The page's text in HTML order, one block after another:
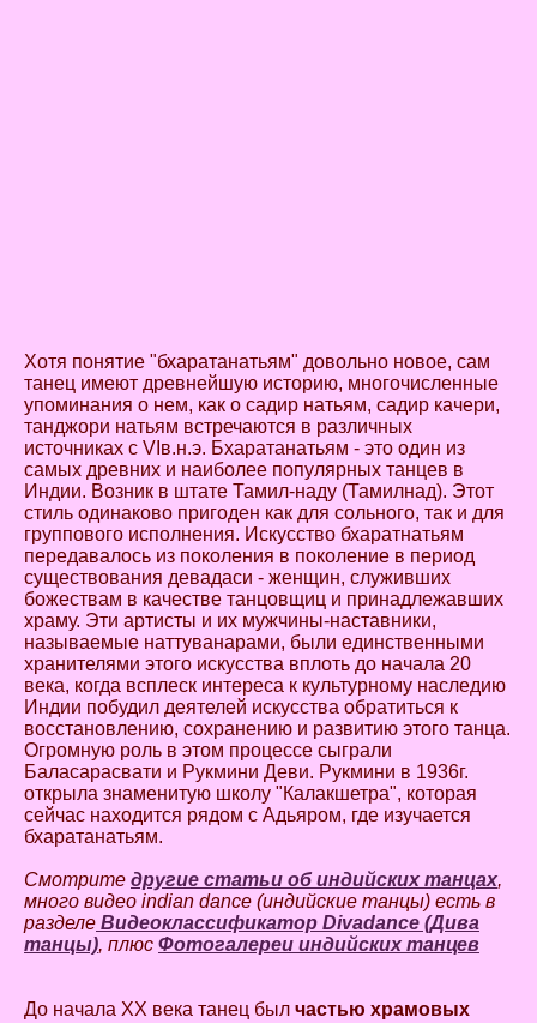
Хотя понятие "бхаратанатьям" довольно новое, сам
танец имеют древнейшую историю, многочисленные
упоминания о нем, как о садир натьям, садир качери,
танджори натьям встречаются в различных
источниках с VIв.н.э. Бхаратанатьям - это один из
самых древних и наиболее популярных танцев в
Индии. Возник в штате Тамил-наду (Тамилнад). Этот
стиль одинаково пригоден как для сольного, так и для
группового исполнения. Искусство бхаратнатьям
передавалось из поколения в поколение в период
существования девадаси - женщин, служивших
божествам в качестве танцовщиц и принадлежавших
храму. Эти артисты и их мужчины-наставники,
называемые наттуванарами, были единственными
хранителями этого искусства вплоть до начала 20
века, когда всплеск интереса к культурному наследию
Индии побудил деятелей искусства обратиться к
восстановлению, сохранению и развитию этого танца.
Огромную роль в этом процессе сыграли
Баласарасвати и Рукмини Деви. Рукмини в 1936г.
открыла знаменитую школу "Калакшетра", которая
сейчас находится рядом с Адьяром, где изучается
бхаратанатьям.
Смотрите другие статьи об индийских танцах,
много видео indian dance (индийские танцы) есть в
разделе Видеоклассификатор Divadance (Дива
танцы), плюс Фотогалереи индийских танцев
До начала XX века танец был частью храмовых